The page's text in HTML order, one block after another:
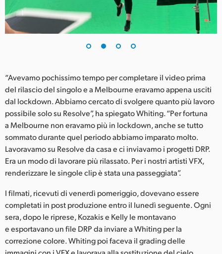
United Kingdom
“Avevamo pochissimo tempo per completare il video prima
del rilascio del singolo e a Melbourne eravamo appena usciti
dal lockdown. Abbiamo cercato di svolgere quanto più lavoro
possibile solo su Resolve”, ha spiegato Whiting. “Per fortuna
a Melbourne non eravamo più in lockdown, anche se tutto
sommato durante quel periodo abbiamo imparato molto.
Lavoravamo su Resolve da casa e ci inviavamo i progetti DRP.
Era un modo di lavorare più rilassato. Per i nostri artisti VFX,
renderizzare le singole clip è stata una passeggiata”.
I filmati, ricevuti di venerdì pomeriggio, dovevano essere
completati in post produzione entro il lunedì seguente. Ogni
sera, dopo le riprese, Kozakis e Kelly le montavano
e esportavano un file DRP da inviare a Whiting per la
correzione colore. Whiting poi faceva il grading delle